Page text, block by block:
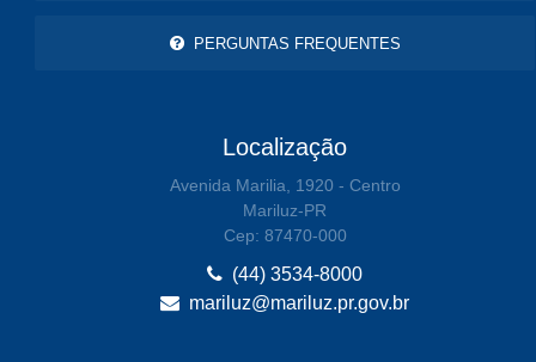
PERGUNTAS FREQUENTES
Localização
Avenida Marilia, 1920 - Centro
Mariluz-PR
Cep: 87470-000
(44) 3534-8000
mariluz@mariluz.pr.gov.br